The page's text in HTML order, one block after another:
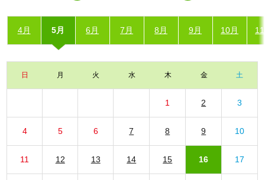
4月 5月 6月 7月 8月 9月 10月
日 月 火 水 木 金 土
1 2 3
4 5 6 7 8 9 10
11 12 13 14 15 16 17